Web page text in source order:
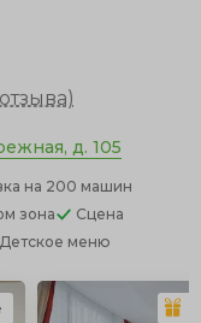
)
д. 105
на 200 машин
зона
Сцена
Детское меню